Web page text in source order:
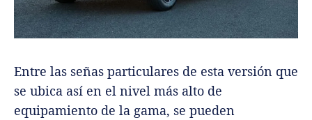
Entre las señas particulares de esta versión que
se ubica así en el nivel más alto de
equipamiento de la gama, se pueden